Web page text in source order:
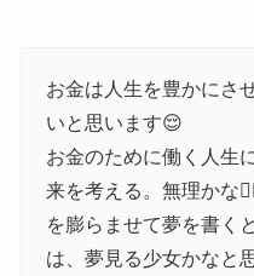
お金は人生を豊かにさ
いと思います😌
お金のために働く人生
来を考える。無理かな
を膨らませて夢を書く
は、夢見る少女かなと